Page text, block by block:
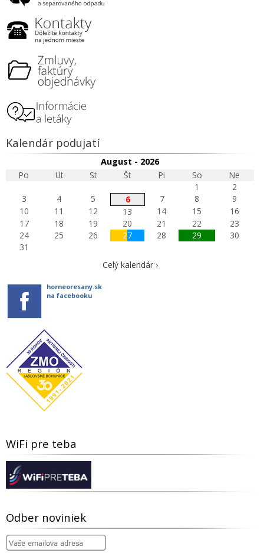
Kalendár podujatí
August - 2026
Po
Ut St Št Pi So
Ne
1
2
3
4 5 6 7 8
9
10
11 12 13 14 15
16
17
18 19 20 21 22
23
24
25 26 27 28 29
30
31
Celý kalendár ›
horneoresany.sk
na facebooku
WiFi pre teba
Odber noviniek